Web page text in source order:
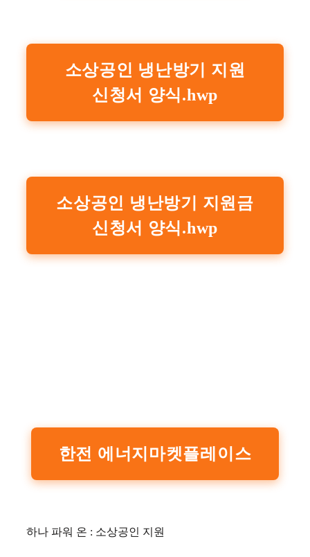
소상공인 냉난방기 지원
신청서 양식.hwp
소상공인 냉난방기 지원금
신청서 양식.hwp
한전 에너지마켓플레이스
하나 파워 온 : 소상공인 지원